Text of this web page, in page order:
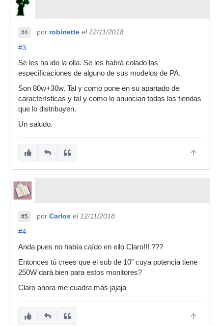
#4 por robinette el 12/11/2018
#3
Se les ha ido la olla. Se les habrá colado las
especificaciones de alguno de sus modelos de PA.
Son 80w+30w. Tal y como pone en su apartado de
características y tal y como lo anuncian todas las tiendas
que lo distribuyen.
Un saludo.
#5 por Carlos el 12/11/2018
#4
Anda pues no había caído en ello Claro!!! ???
Entonces tú crees que el sub de 10" cuya potencia tiene
250W dará bien para estos monitores?
Claro ahora me cuadra más jajaja